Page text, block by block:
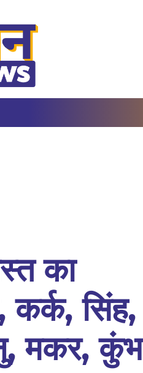
का
कर्क, सिंह,
मकर, कुंभ